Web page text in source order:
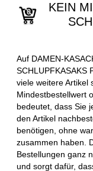
KEIN
Auf DAMEN-
SCHLUPFKASAKS
viele weitere Artikel
Mindestbestellwert
bedeutet, dass Sie
den Artikel
benötigen, ohne
zusammen haben.
Bestellungen ganz
und sorgt dafür,